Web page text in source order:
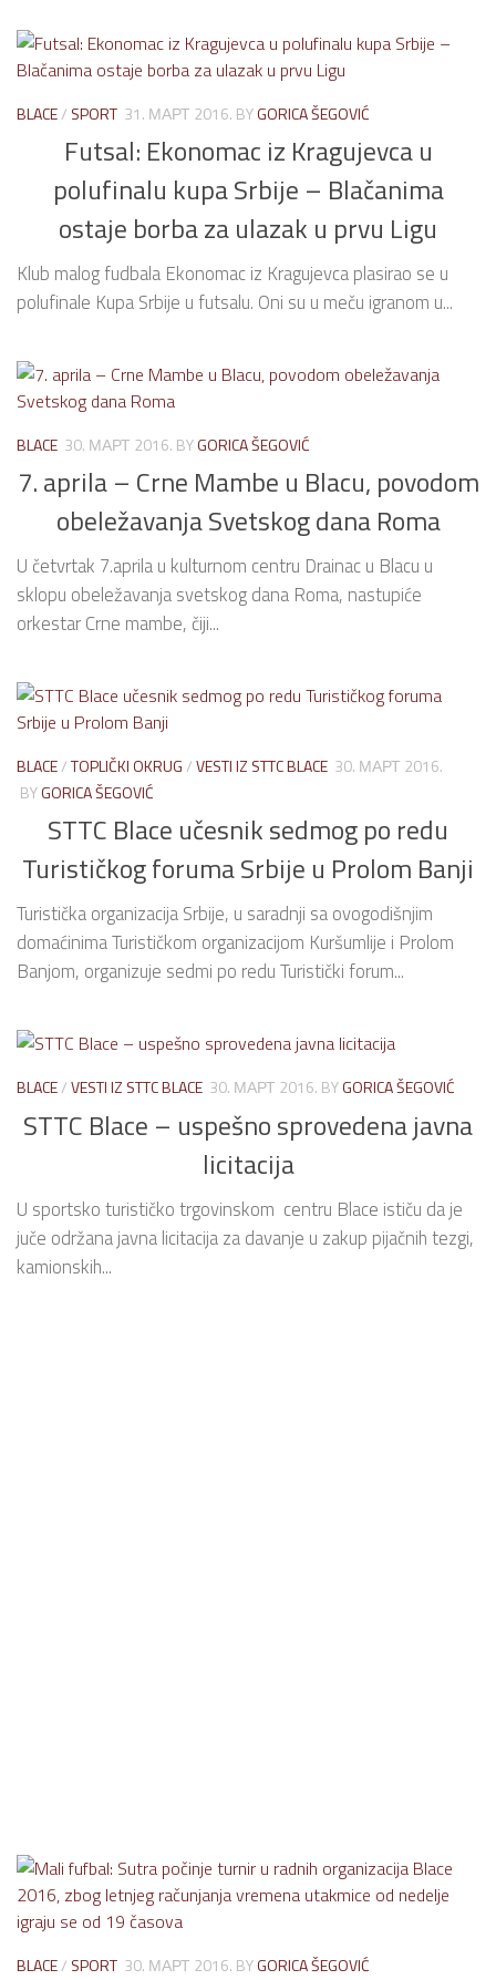
BLACE/ SPORT 31. МАРТ 2016. BYGORICA ŠEGOVIĆ
Futsal: Ekonomac iz Kragujevca u
polufinalu kupa Srbije – Blačanima
ostaje borba za ulazak u prvu Ligu
Klub malog fudbala Ekonomac iz Kragujevca plasirao se u
polufinale Kupa Srbije u futsalu. Oni su u meču igranom u...
BLACE 30. МАРТ 2016. BYGORICA ŠEGOVIĆ
7. aprila – Crne Mambe u Blacu, povodom
obeležavanja Svetskog dana Roma
U četvrtak 7.aprila u kulturnom centru Drainac u Blacu u
sklopu obeležavanja svetskog dana Roma, nastupiće
orkestar Crne mambe, čiji...
BLACE/TOPLIČKI OKRUG/VESTI IZ STTC BLACE 30. МАРТ 2016.
BYGORICA ŠEGOVIĆ
STTC Blace učesnik sedmog po redu
Turističkog foruma Srbije u Prolom Banji
Turistička organizacija Srbije, u saradnji sa ovogodišnjim
domaćinima Turističkom organizacijom Kuršumlije i Prolom
Banjom, organizuje sedmi po redu Turistički forum...
BLACE/VESTI IZ STTC BLACE 30. МАРТ 2016. BYGORICA ŠEGOVIĆ
STTC Blace – uspešno sprovedena javna
licitacija
U sportsko turističko trgovinskom centru Blace ističu da je
juče održana javna licitacija za davanje u zakup pijačnih tezgi,
kamionskih...
BLACE/ SPORT 30. МАРТ 2016. BYGORICA ŠEGOVIĆ